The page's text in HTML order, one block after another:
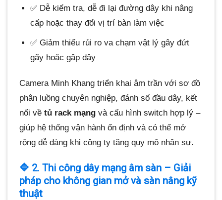
✅ Dễ kiểm tra, dễ đi lại đường dây khi nâng
cấp hoặc thay đổi vị trí bàn làm việc
✅ Giảm thiểu rủi ro va chạm vật lý gây đứt
gãy hoặc gập dây
Camera Minh Khang triển khai âm trần với sơ đồ
phân luồng chuyên nghiệp, đánh số đầu dây, kết
nối về tủ rack mạng và cấu hình switch hợp lý –
giúp hệ thống vận hành ổn định và có thể mở
rộng dễ dàng khi công ty tăng quy mô nhân sự.
🔷 2. Thi công dây mạng âm sàn – Giải
pháp cho không gian mở và sàn nâng kỹ
thuật